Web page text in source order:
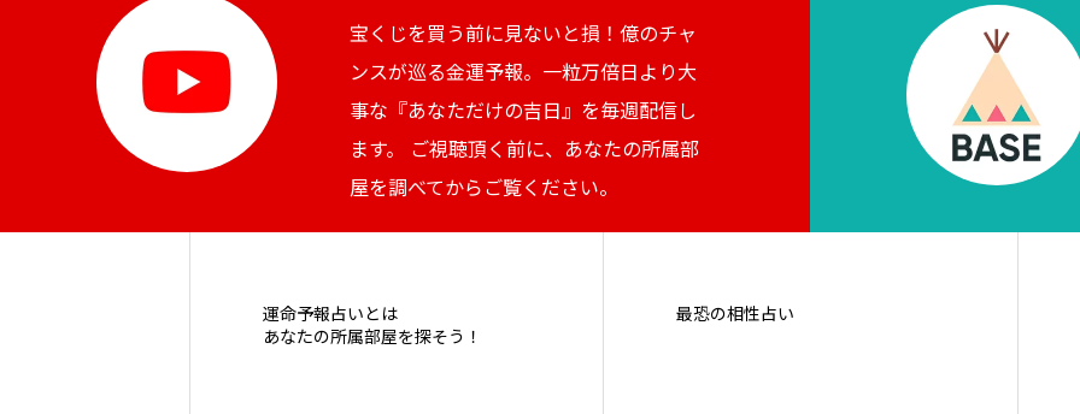
宝くじを買う前に見ないと損！億のチャ
ンスが巡る金運予報。一粒万倍日より大
事な『あなただけの吉日』を毎週配信し
ます。 ご視聴頂く前に、あなたの所属部
屋を調べてからご覧ください。
運命予報占いとは
あなたの所属部屋を探そう！
最恐の相性占い